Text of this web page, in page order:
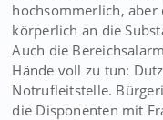
hochsommerlich, aber
körperlich an die
Auch die
Hände voll zu tun:
Notrufleitstelle.
die Disponenten mit